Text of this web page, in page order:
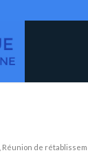
Réunion de